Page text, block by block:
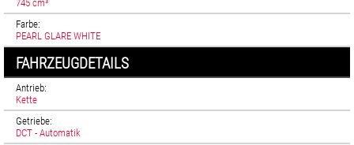
745 cm³
Farbe:
PEARL GLARE WHITE
FAHRZEUGDETAILS
Antrieb:
Kette
Getriebe:
DCT - Automatik